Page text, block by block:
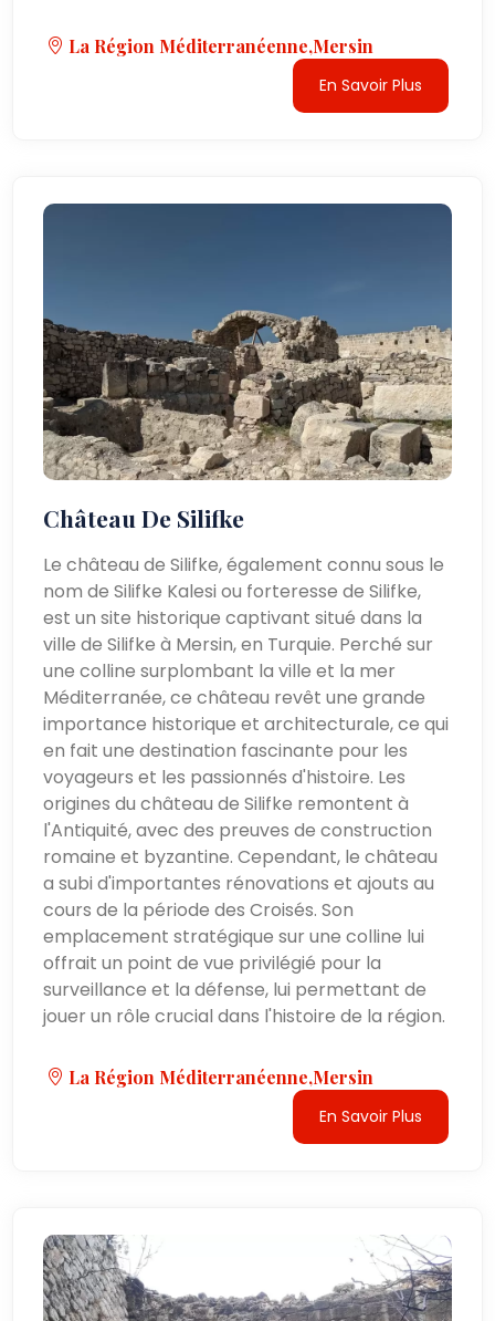
La Région Méditerranéenne,Mersin
En Savoir Plus
Château De Silifke
Le château de Silifke, également connu sous le
nom de Silifke Kalesi ou forteresse de Silifke,
est un site historique captivant situé dans la
ville de Silifke à Mersin, en Turquie. Perché sur
une colline surplombant la ville et la mer
Méditerranée, ce château revêt une grande
importance historique et architecturale, ce qui
en fait une destination fascinante pour les
voyageurs et les passionnés d'histoire. Les
origines du château de Silifke remontent à
l'Antiquité, avec des preuves de construction
romaine et byzantine. Cependant, le château
a subi d'importantes rénovations et ajouts au
cours de la période des Croisés. Son
emplacement stratégique sur une colline lui
offrait un point de vue privilégié pour la
surveillance et la défense, lui permettant de
jouer un rôle crucial dans l'histoire de la région.
La Région Méditerranéenne,Mersin
En Savoir Plus